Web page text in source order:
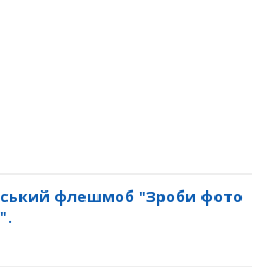
флешмоб "Зроби фото